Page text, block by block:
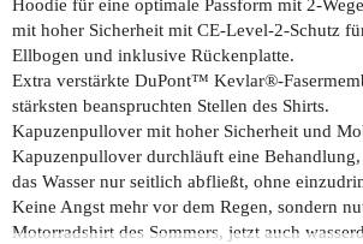
Hoodie für eine optimale Passform mit 2-
mit hoher Sicherheit mit CE-Level-2-Schutz
Ellbogen und inklusive Rückenplatte.
Extra verstärkte DuPont™ Kevlar®-
stärksten beanspruchten Stellen des Shirts.
Kapuzenpullover mit hoher Sicherheit und
Kapuzenpullover durchläuft eine
das Wasser nur seitlich abfließt, ohne
Keine Angst mehr vor dem Regen, sondern
Motorradshirt des Sommers, jetzt auch